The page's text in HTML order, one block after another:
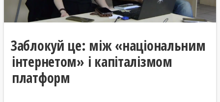
Заблокуй це: між «національним
інтернетом» і капіталізмом
платформ